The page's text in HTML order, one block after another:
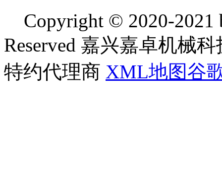
Copyright © 2020-2021
Reserved 嘉兴嘉卓机械
特约代理商 XML地图谷